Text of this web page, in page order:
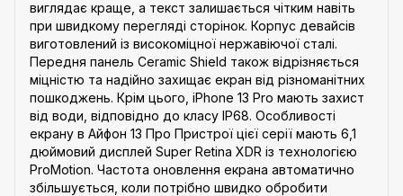
виглядає краще, а текст залишається чітким навіть
при швидкому перегляді сторінок. Корпус девайсів
виготовлений із високоміцної нержавіючої сталі.
Передня панель Ceramic Shield також відрізняється
міцністю та надійно захищає екран від різноманітних
пошкоджень. Крім цього, iPhone 13 Pro мають захист
від води, відповідно до класу IP68. Особливості
екрану в Айфон 13 Про Пристрої цієї серії мають 6,1
дюймовий дисплей Super Retina XDR із технологією
ProMotion. Частота оновлення екрана автоматично
збільшується, коли потрібно швидко обробити